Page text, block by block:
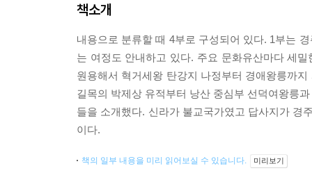
책소개
내용으로 분류할 때 4부로 구성되어 있다. 1부는
는 여정도 안내하고 있다. 주요 문화유산마다 세
원용해서 혁거세왕 탄강지 나정부터 경애왕릉까
길목의 박제상 유적부터 낭산 중심부 선덕여왕릉
들을 소개했다. 신라가 불교국가였고 답사지가 경
이다.
책의 일부 내용을 미리 읽어보실 수 있습니다. 미리보기